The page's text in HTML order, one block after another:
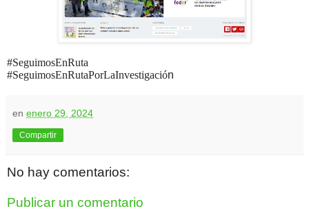
#SeguimosEnRuta
#SeguimosEnRutaPorLaInvestigación
en enero 29, 2024
Compartir
No hay comentarios:
Publicar un comentario